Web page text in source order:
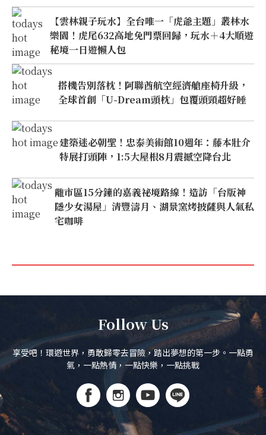
【雲林親子玩水】全台唯一「虎爺主題」叢林水
樂園！虎尾632高地免門票回歸，玩水＋4大順遊
秘境一日遊懶人包
搭機告別落枕！阿聯酋航空經濟艙座椅升級，
全球首創「U-Dream頭枕」包覆頭頸超好睡
建築迷必朝聖！忠泰美術館10週年：藤本壯介
特展打頭陣，1:5大屋根8月震撼空降台北
離市區15分鐘的嘉義祕境路線！造訪「台版神
隱少女湯屋」清豐濤月、湖景窯烤披薩與人氣私
宅咖啡
Follow Us
享受吧！環遊世界，勇敢歸零去冒險，踏出夢想的第一步。一點勇
氣，一點熱情，一點快樂，一點挑戰